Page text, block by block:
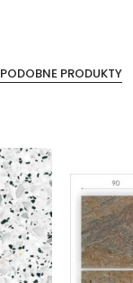
PODOBNE PRODUKTY